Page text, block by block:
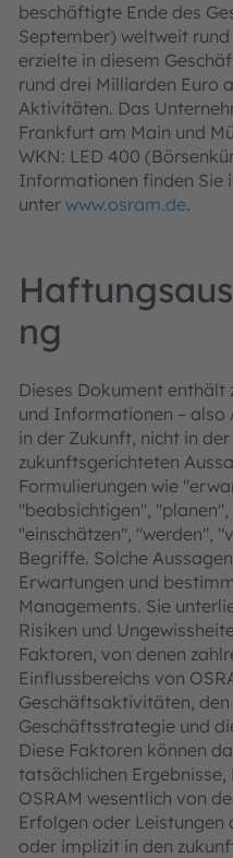
beschäftigte Ende des
September) weltweit
erzielte in diesem
rund drei Milliarden Euro
Aktivitäten. Das
Frankfurt am Main und
WKN: LED 400
Informationen finden Sie
unter www.osram.de.
ng
Dieses Dokument
und Informationen – also
in der Zukunft, nicht in
zukunftsgerichteten
Formulierungen wie
"beabsichtigen",
"einschätzen", "werden",
Begriffe. Solche
Erwartungen und
Managements. Sie
Risiken und
Faktoren, von denen
Einflussbereichs von
Geschäftsaktivitäten,
Geschäftsstrategie und
Diese Faktoren können
tatsächlichen
OSRAM wesentlich von
Erfolgen oder Leistungen
oder implizit in den